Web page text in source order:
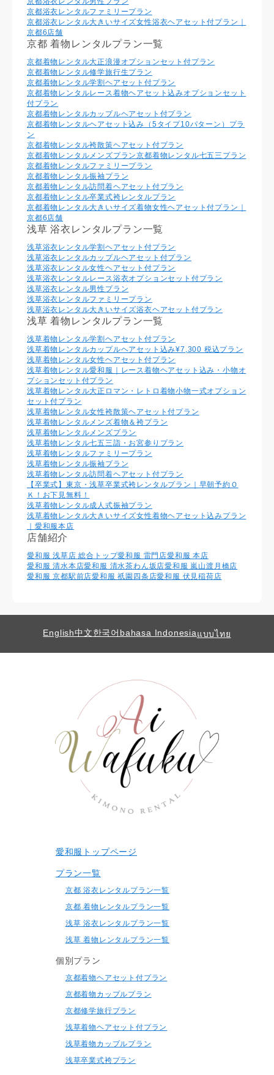
京都浴衣レンタルファミリープラン
京都浴衣レンタル大きいサイズ女性浴衣ヘアセット付プラン｜
京都6店舗
京都 着物レンタルプラン一覧
京都着物レンタル大正浪漫オプションセット付プラン
京都着物レンタル修学旅行生プラン
京都着物レンタル学割ヘアセット付プラン
京都着物レンタルレース着物ヘアセット込みオプションセット
付プラン
京都着物レンタルカップルヘアセット付プラン
京都着物レンタルヘアセット込み（5タイプ10パターン）プラ
ン
京都着物レンタル袴散策ヘアセット付プラン
京都着物レンタルメンズプラン京都着物レンタル七五三プラン
京都着物レンタルファミリープラン
京都着物レンタル振袖プラン
京都着物レンタル訪問着ヘアセット付プラン
京都着物レンタル卒業式袴レンタルプラン
京都着物レンタル大きいサイズ着物女性ヘアセット付プラン｜
京都6店舗
浅草 浴衣レンタルプラン一覧
浅草浴衣レンタル学割ヘアセット付プラン
浅草浴衣レンタルカップルヘアセット付プラン
浅草浴衣レンタル⼥性ヘアセット付プラン
浅草浴衣レンタルレース浴衣オプションセット付プラン
浅草浴衣レンタル男性プラン
浅草浴衣レンタルファミリープラン
浅草浴衣レンタル大きいサイズ浴衣ヘアセット付プラン
浅草 着物レンタルプラン一覧
浅草着物レンタル学割ヘアセット付プラン
浅草着物レンタルカップルヘアセット込み¥7,300 税込プラン
浅草着物レンタル⼥性ヘアセット付プラン
浅草着物レンタル愛和服｜レース着物ヘアセット込み・小物オ
プションセット付プラン
浅草着物レンタル大正ロマン・レトロ着物小物一式オプション
セット付プラン
浅草着物レンタル女性袴散策ヘアセット付プラン
浅草着物レンタルメンズ着物＆袴プラン
浅草着物レンタルメンズプラン
浅草着物レンタル七五三詣・お宮参りプラン
浅草着物レンタルファミリープラン
浅草着物レンタル振袖プラン
浅草着物レンタル訪問着ヘアセット付プラン
【卒業式】東京・浅草卒業式袴レンタルプラン｜早朝予約Ｏ
Ｋ！お下見無料！
浅草着物レンタル成人式振袖プラン
浅草着物レンタル大きいサイズ女性着物ヘアセット込みプラン
｜愛和服本店
店舗紹介
愛和服 浅草店 総合トップ愛和服 雷門店愛和服 本店
愛和服 清水本店愛和服 清水茶わん坂店愛和服 嵐山渡月橋店
愛和服 京都駅前店愛和服 祇園四条店愛和服 伏見稲荷店
English中文한국어 bahasa Indonesiaแบบไทย
愛和服トップページ
プラン一覧
京都 浴衣レンタルプラン一覧
京都 着物レンタルプラン一覧
浅草 浴衣レンタルプラン一覧
浅草 着物レンタルプラン一覧
個別プラン
京都着物ヘアセット付プラン
京都着物カップルプラン
京都修学旅行プラン
浅草着物ヘアセット付プラン
浅草着物カップルプラン
浅草卒業式袴プラン